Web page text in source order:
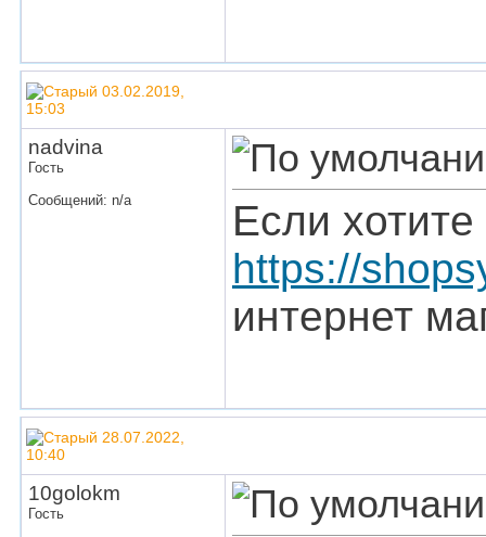
03.02.2019,
15:03
nadvina
Гость
Сообщений: n/a
Если
https://
интернет
28.07.2022,
10:40
10golokm
Гость